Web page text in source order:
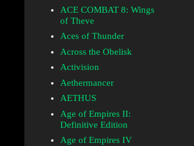
ACE COMBAT 8: Wings
of Theve
Aces of Thunder
Across the Obelisk
Activision
Aethermancer
AETHUS
Age of Empires II:
Definitive Edition
Age of Empires IV